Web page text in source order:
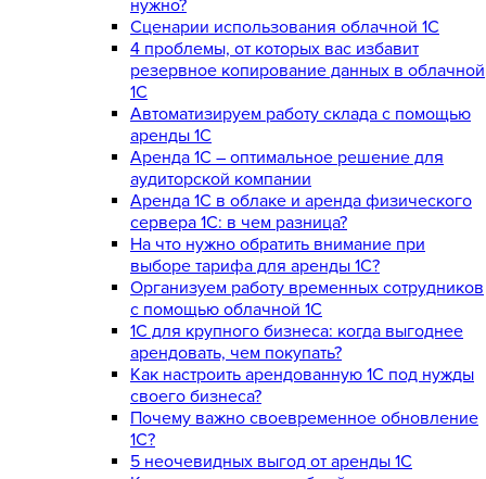
нужно?
Сценарии использования облачной 1С
4 проблемы, от которых вас избавит
резервное копирование данных в облачной
1С
Автоматизируем работу склада с помощью
аренды 1С
Аренда 1С – оптимальное решение для
аудиторской компании
Аренда 1С в облаке и аренда физического
сервера 1С: в чем разница?
На что нужно обратить внимание при
выборе тарифа для аренды 1С?
Организуем работу временных сотрудников
с помощью облачной 1С
1С для крупного бизнеса: когда выгоднее
арендовать, чем покупать?
Как настроить арендованную 1С под нужды
своего бизнеса?
Почему важно своевременное обновление
1С?
5 неочевидных выгод от аренды 1С